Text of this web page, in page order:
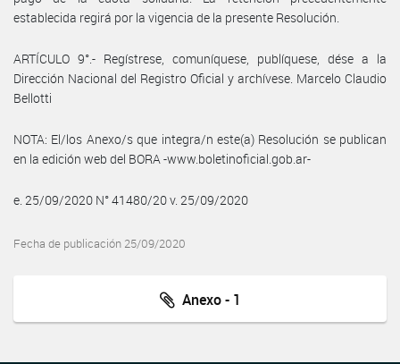
establecida regirá por la vigencia de la presente Resolución.
ARTÍCULO 9°.- Regístrese, comuníquese, publíquese, dése a la
Dirección Nacional del Registro Oficial y archívese. Marcelo Claudio
Bellotti
NOTA: El/los Anexo/s que integra/n este(a) Resolución se publican
en la edición web del BORA -www.boletinoficial.gob.ar-
e. 25/09/2020 N° 41480/20 v. 25/09/2020
Fecha de publicación 25/09/2020
Anexo - 1